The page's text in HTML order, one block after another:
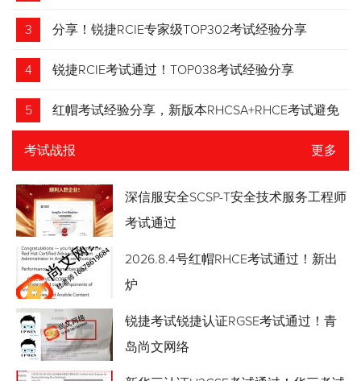
3 分享！锐捷RCIE专家级TOP302考试经验分享
4 锐捷RCIE考试通过！TOP038考试经验分享
5 红帽考试经验分享，新版本RHCSA+RHCE考试避免
踩坑
考试战报 更多
深信服安全SCSP-T安全技术服务工程师
考试通过
2026.8.4号红帽RHCE考试通过！新出
炉
锐捷考试锐捷认证RGSE考试通过！青
岛尚文网络